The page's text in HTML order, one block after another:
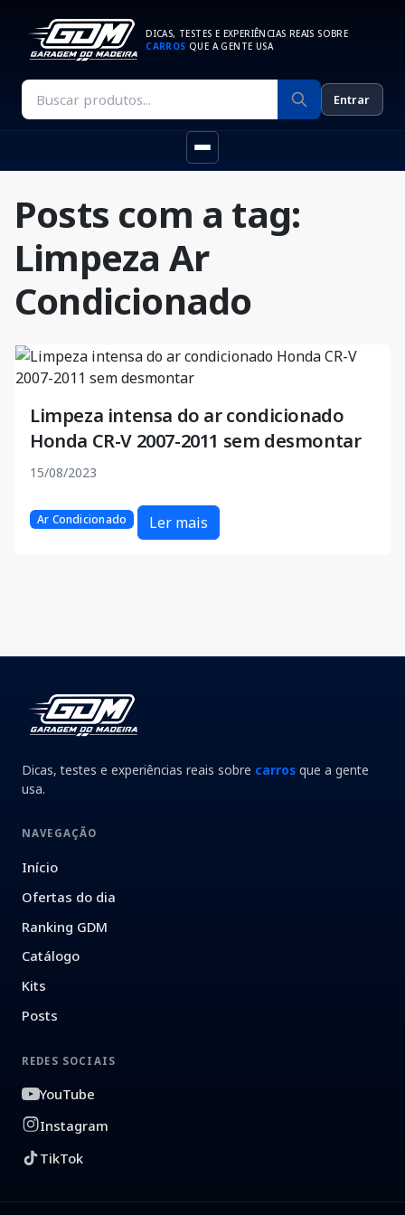
DICAS, TESTES E EXPERIÊNCIAS REAIS SOBRE
CARROS QUE A GENTE USA
Entrar
Posts com a tag:
Limpeza Ar
Condicionado
Limpeza intensa do ar condicionado
Honda CR-V 2007-2011 sem desmontar
15/08/2023
Ar Condicionado Ler mais
Dicas, testes e experiências reais sobre carros que a gente
usa.
NAVEGAÇÃO
Início
Ofertas do dia
Ranking GDM
Catálogo
Kits
Posts
REDES SOCIAIS
YouTube
Instagram
TikTok